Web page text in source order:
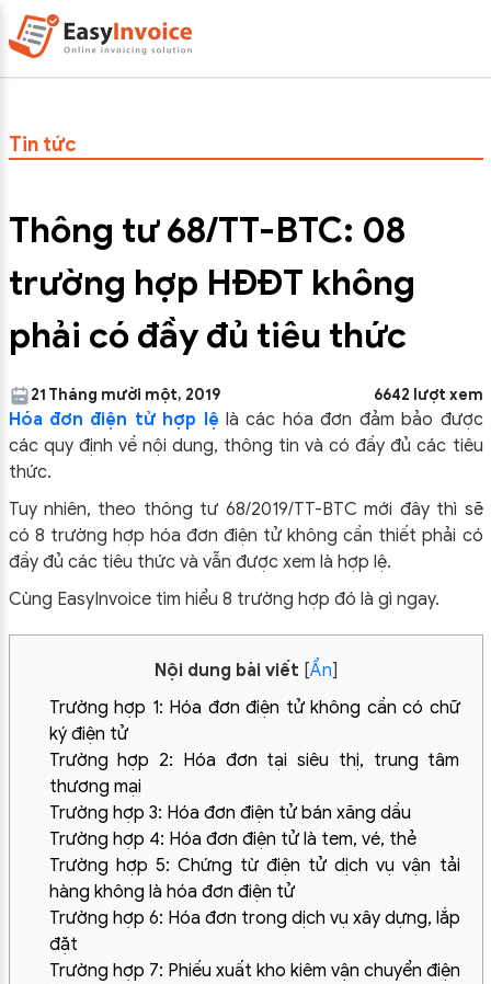
Tin tức
Thông tư 68/TT-BTC: 08
trường hợp HĐĐT không
phải có đầy đủ tiêu thức
21 Tháng mười một, 2019 6642 lượt xem
Hóa đơn điện tử hợp lệ là các hóa đơn đảm bảo được
các quy định về nội dung, thông tin và có đầy đủ các tiêu
thức.
Tuy nhiên, theo thông tư 68/2019/TT-BTC mới đây thì sẽ
có 8 trường hợp hóa đơn điện tử không cần thiết phải có
đầy đủ các tiêu thức và vẫn được xem là hợp lệ.
Cùng EasyInvoice tìm hiểu 8 trường hợp đó là gì ngay.
Nội dung bài viết [Ẩn]
Trường hợp 1: Hóa đơn điện tử không cần có chữ
ký điện tử
Trường hợp 2: Hóa đơn tại siêu thị, trung tâm
thương mại
Trường hợp 3: Hóa đơn điện tử bán xăng dầu
Trường hợp 4: Hóa đơn điện tử là tem, vé, thẻ
Trường hợp 5: Chứng từ điện tử dịch vụ vận tải
hàng không là hóa đơn điện tử
Trường hợp 6: Hóa đơn trong dịch vụ xây dựng, lắp
đặt
Trường hợp 7: Phiếu xuất kho kiêm vận chuyển điện